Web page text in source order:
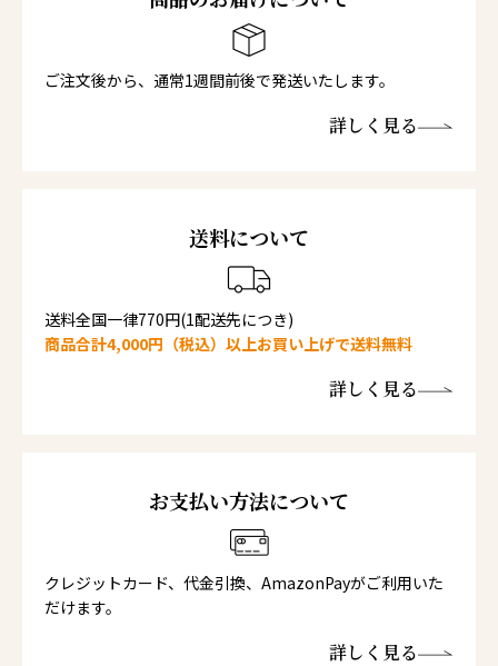
ご注文後から、通常1週間前後で発送いたします。
詳しく見る
送料について
送料全国一律770円(1配送先につき)
商品合計4,000円（税込）以上お買い上げで送料無料
詳しく見る
お支払い方法について
クレジットカード、代金引換、AmazonPayがご利用いた
だけます。
詳しく見る